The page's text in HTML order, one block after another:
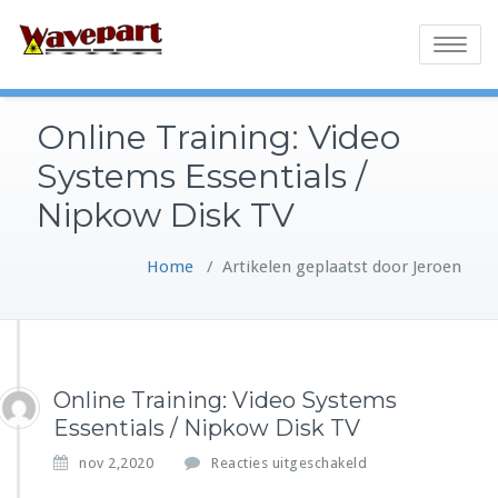
Toggle
Online Training: Video
Systems Essentials /
Nipkow Disk TV
Home / Artikelen geplaatst door Jeroen
Online Training: Video Systems
Essentials / Nipkow Disk TV
nov 2,2020 Reacties uitgeschakeld